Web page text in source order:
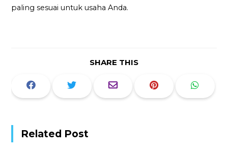
paling sesuai untuk usaha Anda.
SHARE THIS
Related Post